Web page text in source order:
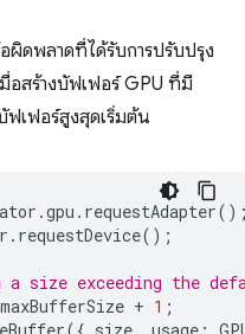
ผิดพลาดที่ได้รับการปรับปรุง
อสร้างบัฟเฟอร์ GPU ที่มี
เฟอร์สูงสุดเริ่มต้น
.gpu . requestAdapter
. requestDevice();
a size exceeding the
maxBufferSize + 1 ;